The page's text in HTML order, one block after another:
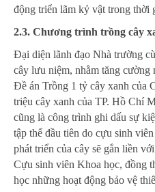
động triển lãm kỷ vật trong thời
2.3. Chương trình trồng cây
Đại diện lãnh đạo Nhà trường
cây lưu niệm, nhằm tăng cường
Đề án Trồng 1 tỷ cây xanh của
triệu cây xanh của TP. Hồ Chí
cũng là công trình ghi dấu sự
tập thể đầu tiên do cựu sinh
phát triển của cây sẽ gắn liền
Cựu sinh viên Khoa học, đồng
học những hoạt động bảo vệ